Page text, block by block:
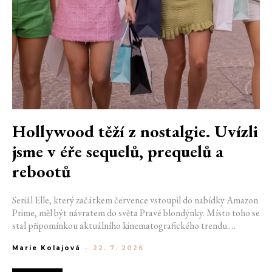
Hollywood těží z nostalgie. Uvízli
jsme v éře sequelů, prequelů a
rebootů
Seriál Elle, který začátkem července vstoupil do nabídky Amazon
Prime, měl být návratem do světa Pravé blondýnky. Místo toho se
stal připomínkou aktuálního kinematografického trendu.
Prequely, sequely, spin-offy i rebooty zaplnily kina i streamovací
Marie Kolajová - 22. 7. 2026